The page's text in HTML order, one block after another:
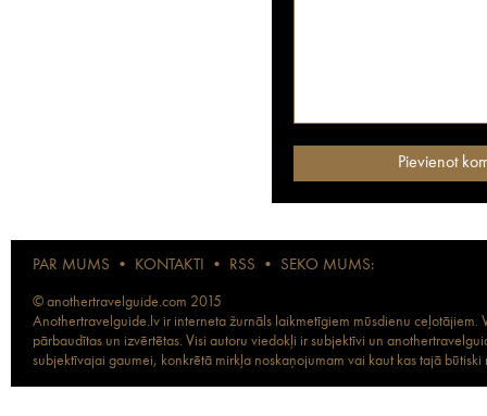
PAR MUMS • KONTAKTI • RSS • SEKO MUMS:
© anothertravelguide.com 2015
Anothertravelguide.lv ir interneta žurnāls laikmetīgiem mūsdienu
pārbaudītas un izvērtētas. Visi autoru viedokļi ir subjektīvi un
subjektīvajai gaumei, konkrētā mirkļa noskaņojumam vai kaut kas tajā